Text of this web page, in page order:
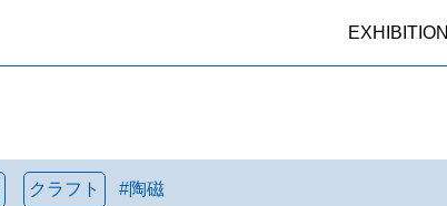
EXHIBITION
クラフト #陶磁